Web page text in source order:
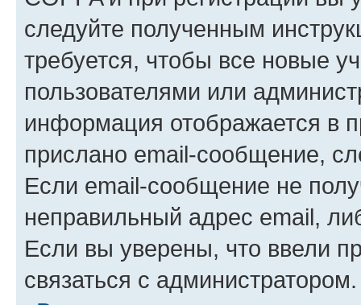
следуйте полученным
требуется, чтобы все новые
пользователями или
информация отображается в
прислано email-сообщение,
Если email-сообщение не
неправильный адрес email,
Если вы уверены, что ввели
связаться с администратором.